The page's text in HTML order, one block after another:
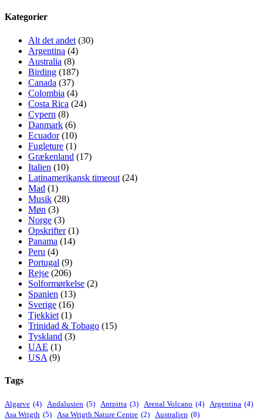
Kategorier
Alt det andet (30)
Argentina (4)
Australia (8)
Birding (187)
Canada (37)
Colombia (4)
Costa Rica (24)
Cypern (8)
Danmark (6)
Ecuador(10)
Fugleture (1)
Grækenland (17)
Italien (10)
Latinamerikansk timeout (24)
Mad (1)
Musik (28)
Møn (3)
Norge (3)
Opskrifter(1)
Panama (14)
Peru (4)
Portugal (9)
Rejse (206)
Solformørkelse (2)
Spanien (13)
Sverige (16)
Tjekkiet (1)
Trinidad & Tobago (15)
Tyskland (3)
UAE (1)
USA (9)
Tags
Algarve (4) Andalusien (5) Antpitta (3) Arenal Volcano (4) Argentina (4)
Asa Wrigth (5) Asa Wrigth Nature Centre (2) Australien (8)